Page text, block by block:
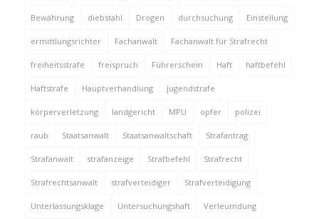
Bewährung diebstahl Drogen durchsuchung Einstellung
ermittlungsrichter Fachanwalt Fachanwalt für Strafrecht
freiheitsstrafe freispruch Führerschein Haft haftbefehl
Haftstrafe Hauptverhandlung jugendstrafe
körperverletzung landgericht MPU opfer polizei
raub Staatsanwalt Staatsanwaltschaft Strafantrag
Strafanwalt strafanzeige Strafbefehl Strafrecht
Strafrechtsanwalt strafverteidiger Strafverteidigung
Unterlassungsklage Untersuchungshaft Verleumdung